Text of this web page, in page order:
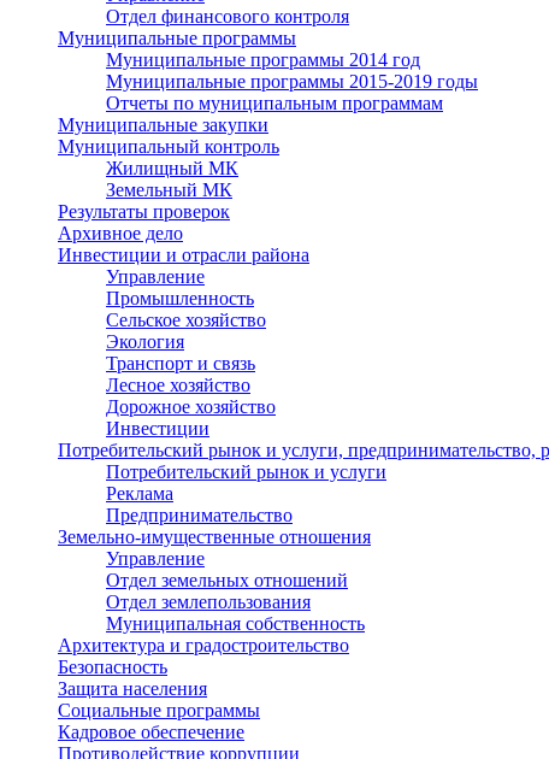
Отдел финансового контроля
Муниципальные программы
Муниципальные программы 2014 год
Муниципальные программы 2015-2019 годы
Отчеты по муниципальным программам
Муниципальные закупки
Муниципальный контроль
Жилищный МК
Земельный МК
Результаты проверок
Архивное дело
Инвестиции и отрасли района
Управление
Промышленность
Сельское хозяйство
Экология
Транспорт и связь
Лесное хозяйство
Дорожное хозяйство
Инвестиции
Потребительский рынок и услуги, предпринимательство,
Потребительский рынок и услуги
Реклама
Предпринимательство
Земельно-имущественные отношения
Управление
Отдел земельных отношений
Отдел землепользования
Муниципальная собственность
Архитектура и градостроительство
Безопасность
Защита населения
Социальные программы
Кадровое обеспечение
Противодействие коррупции